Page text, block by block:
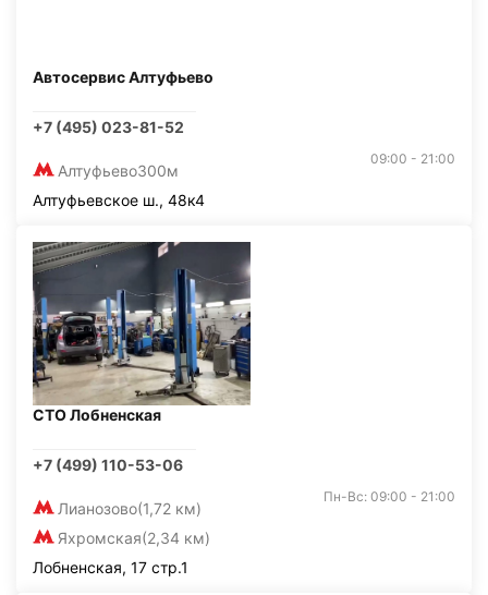
Автосервис Алтуфьево
+7 (495) 023-81-52
Алтуфьево300м
09:00 - 21:00
Алтуфьевское ш., 48к4
СТО Лобненская
+7 (499) 110-53-06
Лианозово(1,72 км)
Яхромская(2,34 км)
Пн-Вс: 09:00 - 21:00
Лобненская, 17 стр.1